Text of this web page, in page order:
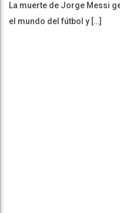
La muerte de Jorge Messi
el mundo del fútbol y […]